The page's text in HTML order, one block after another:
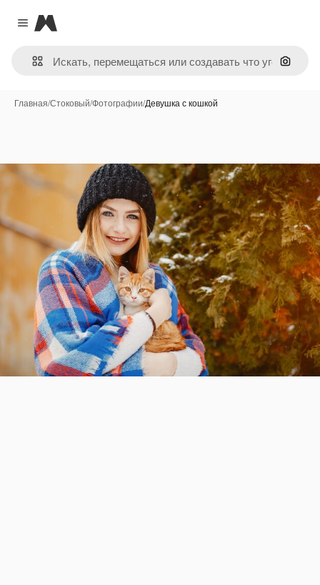
Close menu
Magnific
Поиск
Главная/Стоковый/Фотографии/Девушка с кошкой